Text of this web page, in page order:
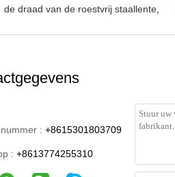
de draad van de roestvrij staallente
: +8615301803709
: +8613774255310